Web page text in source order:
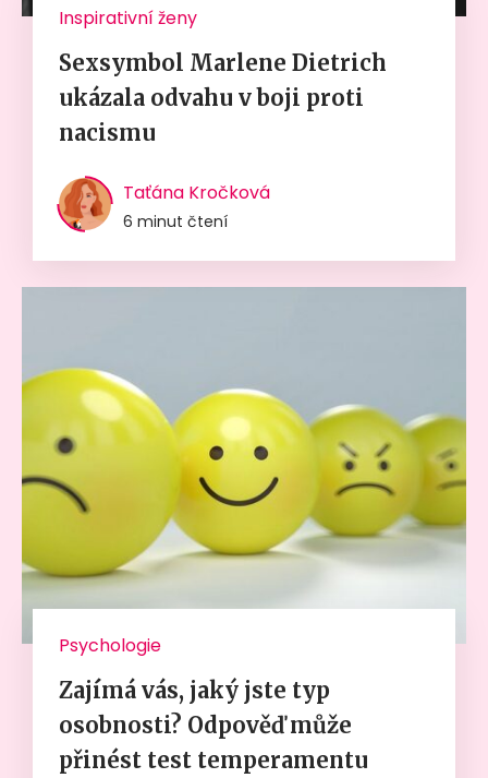
Inspirativní ženy
Sexsymbol Marlene Dietrich
ukázala odvahu v boji proti
nacismu
Taťána Kročková
6 minut čtení
Psychologie
Zajímá vás, jaký jste typ
osobnosti? Odpověď může
přinést test temperamentu